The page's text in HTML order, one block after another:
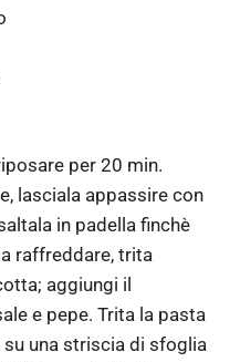
per 20 min.
lasciala appassire con
in padella finchè
raffreddare, trita
aggiungi il
e pepe. Trita la pasta
una striscia di sfoglia